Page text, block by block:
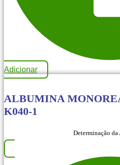
Adicionar
ALBUMINA
K040-1
Determinação da